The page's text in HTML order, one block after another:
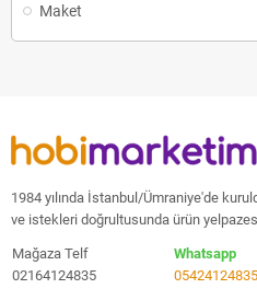
Maket
1984 yılında İstanbul/Ümraniye'de
ve istekleri doğrultusunda ürün
Mağaza Telf
02164124835
Whatsapp
05424124835